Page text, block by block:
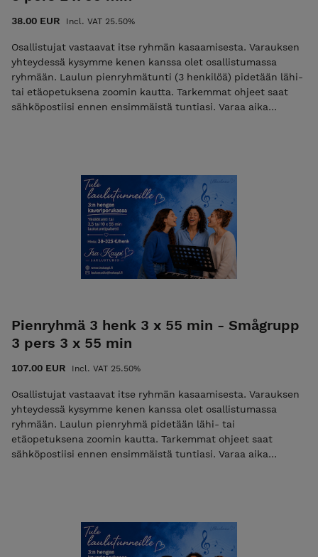
38.00 EUR Incl. VAT 25.50%
Osallistujat vastaavat itse ryhmän kasaamisesta. Varauksen
yhteydessä kysymme kenen kanssa olet osallistumassa
ryhmään. Laulun pienryhmätunti (3 henkilöä) pidetään lähi-
tai etäopetuksena zoomin kautta. Tarkemmat ohjeet saat
sähköpostiisi ennen ensimmäistä tuntiasi. Varaa aika
tunnin hinnasta. HUOM: Hinta on per henkilö - kukin
osallistuja hankkii tunnin itselleen!
Pienryhmä 3 henk 3 x 55 min - Smågrupp
3 pers 3 x 55 min
107.00 EUR Incl. VAT 25.50%
Osallistujat vastaavat itse ryhmän kasaamisesta. Varauksen
yhteydessä kysymme kenen kanssa olet osallistumassa
ryhmään. Laulun pienryhmä pidetään lähi- tai
etäopetuksena zoomin kautta. Tarkemmat ohjeet saat
sähköpostiisi ennen ensimmäistä tuntiasi. Varaa aika
tunnin hinnasta. HUOM: Hinta on per henkilö - kukin
osallistuja hankkii tunnin itselleen!